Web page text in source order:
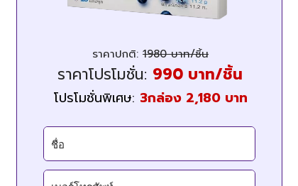
ราคาปกติ: 1980 บาท/ชิ้น
ราคาโปรโมชั่น: 990 บาท/ชิ้น
โปรโมชั่นพิเศษ: 3กล่อง 2,180 บาท